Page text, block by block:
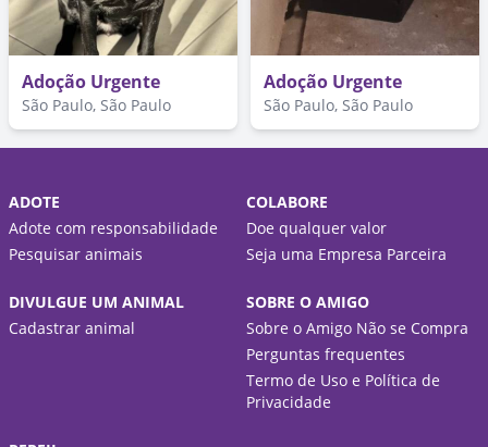
Adoção Urgente
São Paulo, São Paulo
Adoção Urgente
São Paulo, São Paulo
ADOTE
Adote com responsabilidade
Pesquisar animais
COLABORE
Doe qualquer valor
Seja uma Empresa Parceira
DIVULGUE UM ANIMAL
Cadastrar animal
SOBRE O AMIGO
Sobre o Amigo Não se Compra
Perguntas frequentes
Termo de Uso e Política de
Privacidade